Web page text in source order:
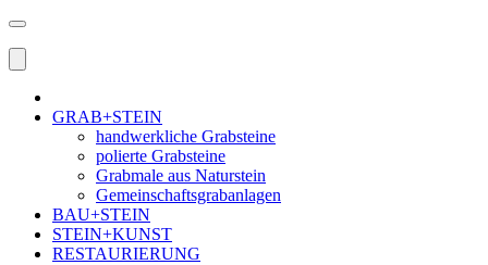
GRAB+STEIN
handwerkliche Grabsteine
polierte Grabsteine
Grabmale aus Naturstein
Gemeinschaftsgrabanlagen
BAU+STEIN
STEIN+KUNST
RESTAURIERUNG